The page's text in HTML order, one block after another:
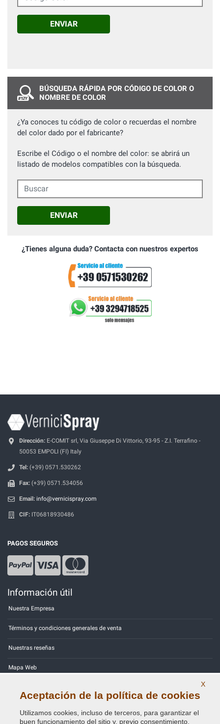
ENVIAR
BÚSQUEDA RÁPIDA POR CÓDIGO DE COLOR O
NOMBRE DE COLOR
¿Ya conoces tu código de color o recuerdas el nombre
del color dado por el fabricante?
Escribe el Código o el nombre del color: se abrirá un
listado de modelos compatibles con la búsqueda.
Buscar
ENVIAR
¿Tienes alguna duda? Contacta con nuestros expertos
Dirección: E-COMIT srl, Via Giuseppe Di Vittorio, 93-95 - Z.I. Terrafino -
50053 EMPOLI (FI) Italy
Tel: (+39) 0571.530262
Fax: (+39) 0571.534056
Email: info@vernicispray.com
CIF: IT06818930486
PAGOS SEGUROS
Información útil
Nuestra Empresa
Términos y condiciones generales de venta
Nuestras reseñas
Mapa Web
X
Aceptación de la política de cookies
Utilizamos cookies, incluso de terceros, para garantizar el
buen funcionamiento del sitio y, previo consentimiento,